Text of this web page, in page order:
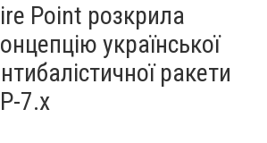
Point розкрила
української
ракети
7.x